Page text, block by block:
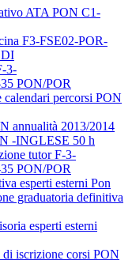
ATA PON C1-
F3-FSE02-POR-
3-
PON/POR
percorsi PON
annualità 2013/2014
-INGLESE 50 h
tutor F-3-
PON/POR
esperti esterni Pon
graduatoria definitiva
esperti esterni
iscrizione corsi PON